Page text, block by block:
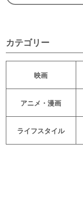
カテゴリー
映画
アニメ・漫画
ライフスタイル